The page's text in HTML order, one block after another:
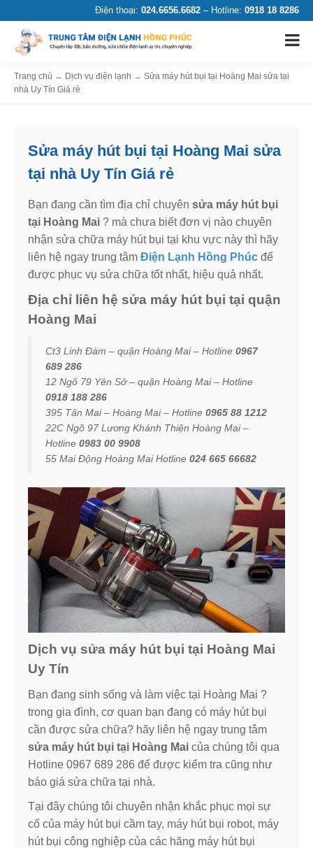
Điện thoại: 024.6656.6682 – Hotline: 0918 18 8286
Trang chủ → Dịch vụ điện lạnh → Sửa máy hút bụi tại Hoàng Mai sửa tại
nhà Uy Tín Giá rẻ
Sửa máy hút bụi tại Hoàng Mai sửa
tại nhà Uy Tín Giá rẻ
Bạn đang cần tìm địa chỉ chuyên sửa máy hút bụi
tại Hoàng Mai ? mà chưa biết đơn vị nào chuyên
nhận sửa chữa máy hút bụi tại khu vực này thì hãy
liên hệ ngay trung tâm Điện Lạnh Hồng Phúc để
được phục vụ sửa chữa tốt nhất, hiệu quả nhất.
Địa chỉ liên hệ sửa máy hút bụi tại quận
Hoàng Mai
Ct3 Linh Đàm – quận Hoàng Mai – Hotline 0967
689 286
12 Ngõ 79 Yên Sở – quận Hoàng Mai – Hotline
0918 188 286
395 Tân Mai – Hoàng Mai – Hotline 0965 88 1212
22C Ngõ 97 Lương Khánh Thiện Hoàng Mai –
Hotline 0983 00 9908
55 Mai Động Hoàng Mai Hotline 024 665 66682
Dịch vụ sửa máy hút bụi tại Hoàng Mai
Uy Tín
Bạn đang sinh sống và làm việc tại Hoàng Mai ?
trong gia đình, cơ quan bạn đang có máy hút bụi
cần được sửa chữa? hãy liên hệ ngay trung tâm
sửa máy hút bụi tại Hoàng Mai của chúng tôi qua
Hotline 0967 689 286 để được kiểm tra cũng như
báo giá sửa chữa tại nhà.
Tại đây chúng tôi chuyên nhận khắc phục mọi sự
cố của máy hút bụi cầm tay, máy hút bụi robot, máy
hút bụi công nghiệp của các hãng máy hút bụi